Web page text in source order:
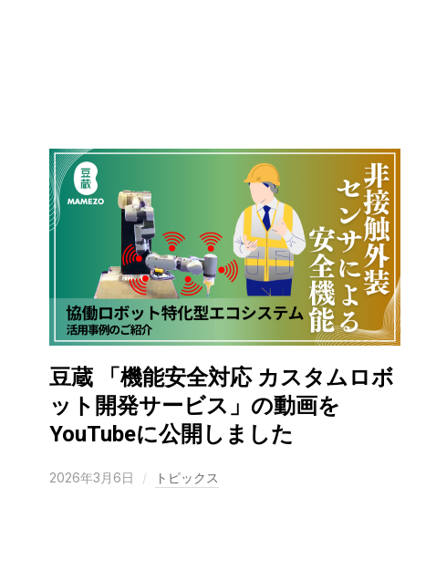
豆蔵 「機能安全対応 カスタムロボ
ット開発サービス」の動画を
YouTubeに公開しました
2026年3月6日 トピックス